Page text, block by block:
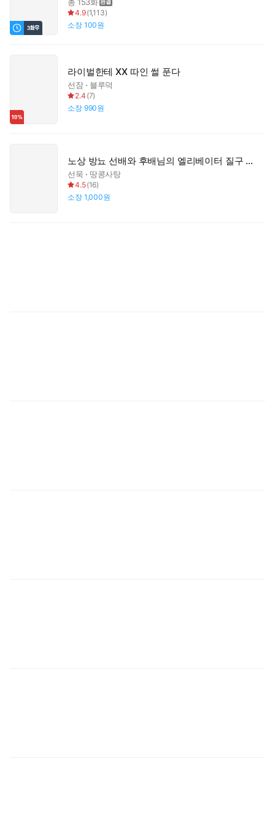
4.9(1,113)
소장 100원
라이벌한테 XX 따인 썰 푼다
선잠 블루덕
2.4 (7)
소장 990원
노상 방뇨 선배와 후배님의 엘리베이터 질구 성교
선묵 땅콩사탕
4.5(16)
소장 1,000원